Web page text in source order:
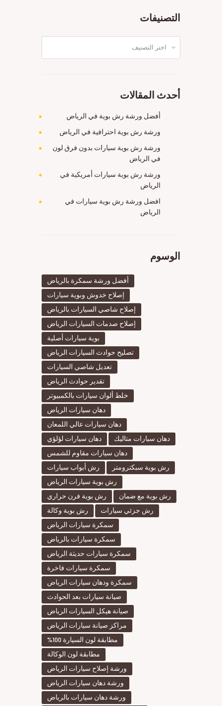
التصنيفات
أحدث المقالات
أفضل ورشة رش بوية في الرياض
ورشة رش بوية احترافية في الرياض
ورشة رش بوية سيارات بدون فرق لون
في الرياض
ورشة رش بوية سيارات أمريكية في
الرياض
افضل ورشة رش بوية سيارات في
الرياض
الوسوم
أفضل ورشة سمكرة بالرياض
إصلاح خدوش وبوية سيارات
إصلاح شاصي السيارات بالرياض
إصلاح صدمات السيارات الرياض
بوية سيارات أصلية
تصليح حوادث السيارات الرياض
تعديل شاصي السيارات
تقدير حوادث الرياض
خلط ألوان سيارات بالكمبيوتر
دهان سيارات الرياض
دهان سيارات عالي اللمعان
دهان سيارات لؤلؤي
دهان سيارات متاليك
دهان سيارات مقاوم للشمس
رش أبواب سيارات
رش بوية سبكترومتر
رش بوية سيارات الرياض
رش بوية فرن حراري
رش بوية مع ضمان
رش بوية وكالة
رش جزئي سيارات
سمكرة سيارات الرياض
سمكرة سيارات بالرياض
سمكرة سيارات حديثة الرياض
سمكرة سيارات فاخرة
سمكرة ودهان سيارات الرياض
صيانة سيارات بعد الحوادث
صيانة هيكل السيارات الرياض
مراكز صيانة سيارات الرياض
مطابقة لون السيارة 100%
مطابقة لون الوكالة
ورشة إصلاح سيارات الرياض
ورشة دهان سيارات الرياض
ورشة دهان سيارات بالرياض